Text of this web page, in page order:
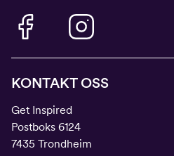
KONTAKT OSS
Get Inspired
Postboks 6124
7435 Trondheim